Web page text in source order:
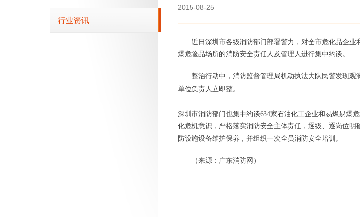
行业资讯
2015-08-25
近日深圳市各级消防部门部署警力，对全市危化品企
爆危险品场所的消防安全责任人及管理人进行集中约谈。
整治行动中，消防监督管理局机动执法大队民警发现
单位负责人立即整。
深圳市消防部门也集中约谈634家石油化工企业和易燃易爆
化危机意识，严格落实消防安全主体责任，逐级、逐岗位
防设施设备维护保养，并组织一次全员消防安全培训。
（来源：广东消防网）